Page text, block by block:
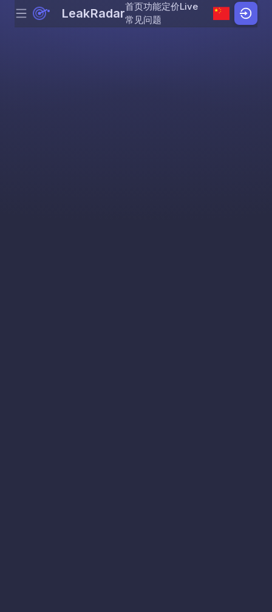
Skip to content
Menu LeakRadar首页功能定价Live
常见问题